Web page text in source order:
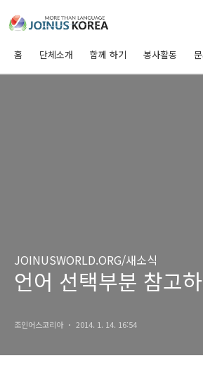
홈 단체소개 함께 하기 봉사활동
JOINUSWORLD.ORG/새소식
언어 선택부분 참고
조인어스코리아 2014. 1. 14. 16:54